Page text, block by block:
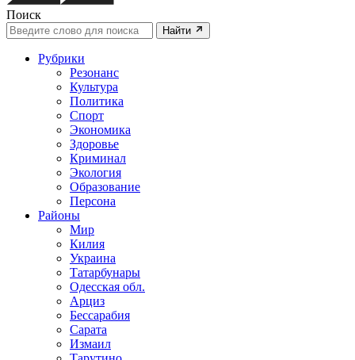
Поиск
Найти
Рубрики
Резонанс
Культура
Политика
Спорт
Экономика
Здоровье
Криминал
Экология
Образование
Персона
Районы
Мир
Килия
Украина
Татарбунары
Одесская обл.
Арциз
Бессарабия
Сарата
Измаил